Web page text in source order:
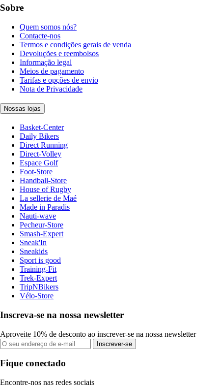
Sobre
Quem somos nós?
Contacte-nos
Termos e condições gerais de venda
Devoluções e reembolsos
Informação legal
Meios de pagamento
Tarifas e opções de envio
Nota de Privacidade
Nossas lojas
Basket-Center
Daily Bikers
Direct Running
Direct-Volley
Espace Golf
Foot-Store
Handball-Store
House of Rugby
La sellerie de Maé
Made in Paradis
Nauti-wave
Pecheur-Store
Smash-Expert
Sneak'In
Sneakids
Sport is good
Training-Fit
Trek-Expert
TripNBikers
Vélo-Store
Inscreva-se na nossa newsletter
Aproveite 10% de desconto ao inscrever-se na nossa newsletter
Inscrever-se
Fique conectado
Encontre-nos nas redes sociais